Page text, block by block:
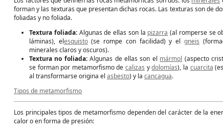
forman y las texturas que presentan dichas rocas. Las texturas son de
foliadas y no foliada.
Textura foliada:Algunas de ellas son la pizarra (al romperse se
láminas), elesquisto(se rompe con facilidad) y el gneis
minerales claros y oscuros).
Textura no foliada:Algunas de ellas son el mármol (aspecto
se forman por metamorfismo decalizas ydolomías), la cuarcita
al transformarse origina el asbesto) y la cancagua.
Tipos de metamorfismo
Los principales tipos de metamorfismo dependen del carácter de la
calor o en forma de presión: